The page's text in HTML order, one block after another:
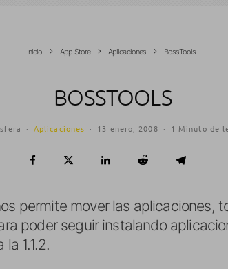
Inicio App Store Aplicaciones BossTools
BOSSTOOLS
· Aplicaciones · 13 enero, 2008 · 1 Minuto de
permite mover las aplicaciones,
poder seguir instalando
1.1.2.